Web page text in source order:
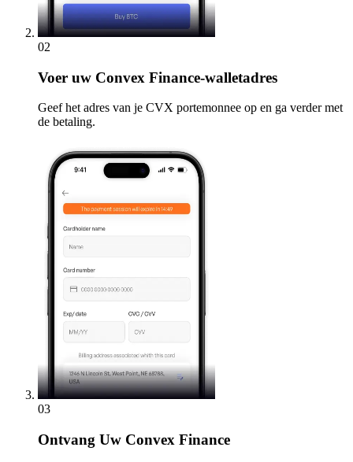
02
Voer uw Convex Finance-walletadres
Geef het adres van je CVX portemonnee op en ga verder met
de betaling.
03
Ontvang Uw Convex Finance